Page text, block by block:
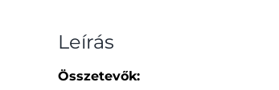
Leírás
Összetevők: